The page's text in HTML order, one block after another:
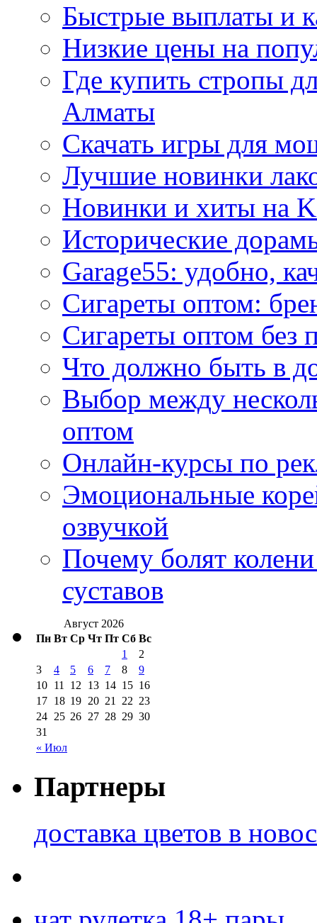
Быстрые выплаты и
Низкие цены на
Где купить стропы
Алматы
Скачать игры для
Лучшие новинки
Новинки и хиты на
Исторические
Garage55: удобно,
Сигареты оптом:
Сигареты оптом без
Что должно быть в
Выбор между
оптом
Онлайн-курсы по
Эмоциональные
озвучкой
Почему болят
суставов
Август 2026
Пн Вт Ср Чт Пт Сб Вс
« Июл
1
2
3
4 5 6 7 8
9
10 11 12 13 14 15 16
17 18 19 20 21 22 23
24 25 26 27 28 29 30
31
Партнеры
доставка цветов в